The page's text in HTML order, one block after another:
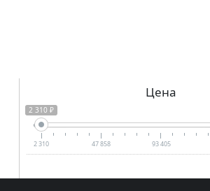
Цена
2 310 ₽
2 310 47 858 93 405